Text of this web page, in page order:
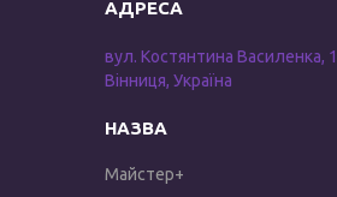
вул. Костянтина Василенка,
Вінниця, Україна
Майстер+